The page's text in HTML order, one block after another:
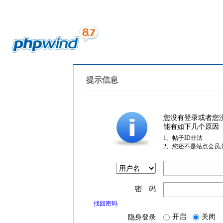
提示信息
您没有登录或者您
能有如下几个原因
1、帖子ID非法
2、您还不是站点会员
密 码
找回密码
隐身登录 开启 关闭